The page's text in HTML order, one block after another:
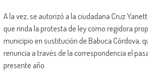
A la vez, se autorizó a la ciudadana Cruz
que rinda la protesta de ley como regidora
municipio en sustitución de Babuca Córdova,
renuncia a través de la correspondencia el
presente año.